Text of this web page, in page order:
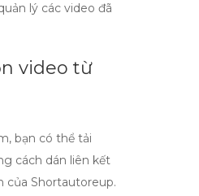
lý các video đã
video từ
bạn có thể tải
cách dán liên kết
của Shortautoreup.